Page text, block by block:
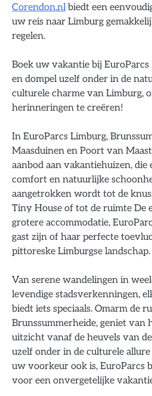
Corendon.nlbiedt een
uw reis naar Limburg
regelen.
Boek uw vakantie bij
en dompel uzelf onder in de
culturele charme van Limburg,
herinneringen te creëren!
In EuroParcs Limburg,
Maasduinen en Poort van
aanbod aan vakantiehuizen,
comfort en natuurlijke
aangetrokken wordt tot de
Tiny House of tot de ruimte De
grotere accommodatie,
gast zijn of haar perfecte
pittoreske Limburgse landschap.
Van serene wandelingen in
levendige stadsverkenningen,
biedt iets speciaals. Omarm de
Brunssummerheide, geniet van
uitzicht vanaf de heuvels van
uzelf onder in de culturele
uw voorkeur ook is, EuroParcs
voor een onvergetelijke